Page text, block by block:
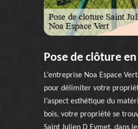
Pose de clôture
L’entreprise Noa Espace
pour délimiter votre
l’aspect esthétique du
bois, votre propriété se